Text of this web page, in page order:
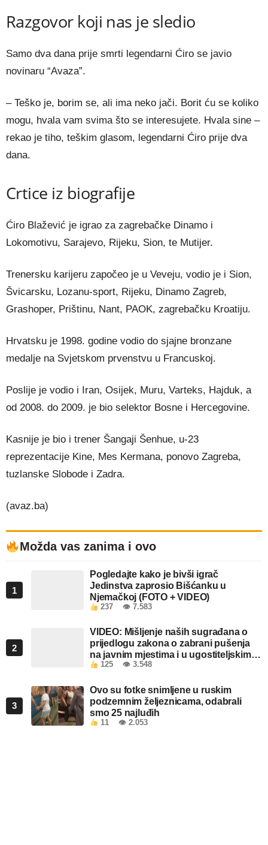
Razgovor koji nas je sledio
Samo dva dana prije smrti legendarni Ćiro se javio
novinaru “Avaza”.
– Teško je, borim se, ali ima neko jači. Borit ću se koliko
mogu, hvala vam svima što se interesujete. Hvala sine –
rekao je tiho, teškim glasom, legendarni Ćiro prije dva
dana.
Crtice iz biografije
Ćiro Blažević je igrao za zagrebačke Dinamo i
Lokomotivu, Sarajevo, Rijeku, Sion, te Mutijer.
Trenersku karijeru započeo je u Veveju, vodio je i Sion,
Švicarsku, Lozanu-sport, Rijeku, Dinamo Zagreb,
Grashoper, Prištinu, Nant, PAOK, zagrebačku Kroatiju.
Hrvatsku je 1998. godine vodio do sjajne bronzane
medalje na Svjetskom prvenstvu u Francuskoj.
Poslije je vodio i Iran, Osijek, Muru, Varteks, Hajduk, a
od 2008. do 2009. je bio selektor Bosne i Hercegovine.
Kasnije je bio i trener Šangaji Šenhue, u-23
reprezentacije Kine, Mes Kermana, ponovo Zagreba,
tuzlanske Slobode i Zadra.
(avaz.ba)
Možda vas zanima i ovo
1
Pogledajte kako je bivši igrač
Jedinstva zaprosio Bišćanku u
Njemačkoj (FOTO + VIDEO)
237 👁 7.583
2
VIDEO: Mišljenje naših sugrađana o
prijedlogu zakona o zabrani pušenja
na javnim mjestima i u ugostiteljskim
objektima u FBiH
125 👁 3.548
3
Ovo su fotke snimljene u ruskim
podzemnim željeznicama, odabrali
smo 25 najluđih
11 👁 2.053